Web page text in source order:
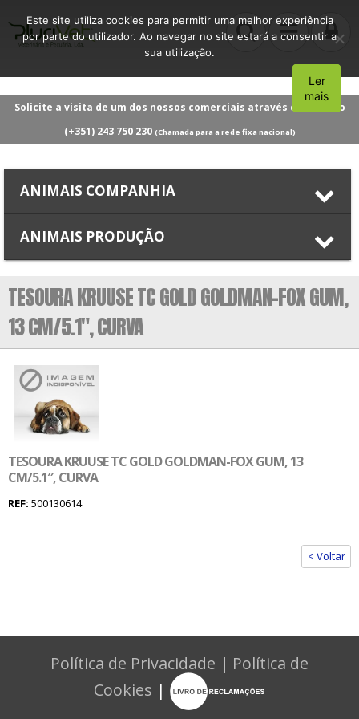
Solicite a visita de um dos nossos comerciais através do número
(+351) 243 750 230 (Chamada para a rede fixa nacional)
ANIMAIS COMPANHIA
ANIMAIS PRODUÇÃO
TESOURA KRUUSE TC GOLD GOLDMAN-FOX GUM,
13 CM/5.1″, CURVA
TESOURA KRUUSE TC GOLD GOLDMAN-FOX GUM, 13
CM/5.1″, CURVA
REF: 500130614
< Voltar
Política de Privacidade | Política de
Cookies |
Este site utiliza cookies para permitir uma melhor experiência
por parte do utilizador. Ao navegar no site estará a consentir a
sua utilização.
Aceito
Ler
mais